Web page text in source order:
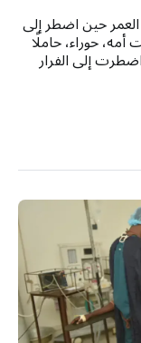
العمر حين اضطر إلى
أمه، حوراء، حاملًا
إلى الفرار